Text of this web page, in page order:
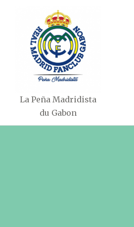
La Peña Madridista
du Gabon